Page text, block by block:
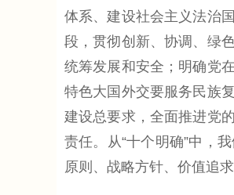
体系、建设社会主义法治
段，贯彻创新、协调、绿
统筹发展和安全；明确党
特色大国外交要服务民族
建设总要求，全面推进党
责任。从“十个明确”中，
原则、战略方针、价值追